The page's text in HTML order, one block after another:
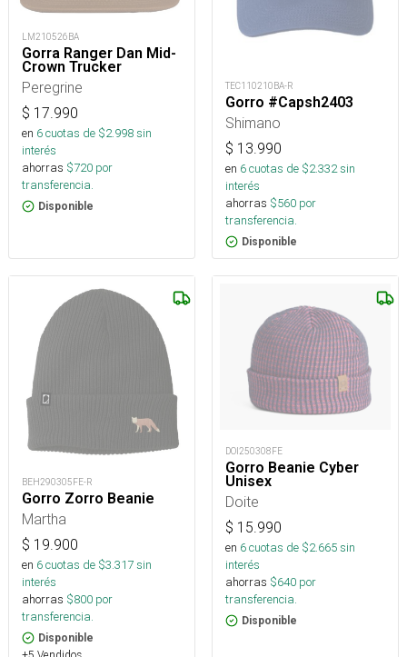
LM210526BA
Gorra Ranger Dan Mid-
Crown Trucker
Peregrine
$ 17.990
en 6cuotas de $2.998sin
interés
ahorras $720 por
transferencia.
Disponible
TEC110210BA-R
Gorro #Capsh2403
Shimano
$ 13.990
en 6cuotas de $2.332sin
interés
ahorras $560 por
transferencia.
Disponible
BEH290305FE-R
Gorro Zorro Beanie
Martha
$ 19.900
en 6cuotas de $3.317sin
interés
ahorras $800 por
transferencia.
Disponible
DOI250308FE
Gorro Beanie Cyber
Unisex
Doite
$ 15.990
en 6cuotas de $2.665sin
interés
ahorras $640 por
transferencia.
Disponible